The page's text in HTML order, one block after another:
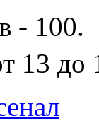
- 100.
13 до